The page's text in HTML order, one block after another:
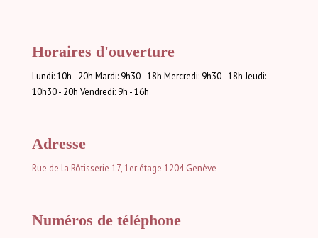
Horaires d'ouverture
Lundi: 10h - 20h Mardi: 9h30 - 18h Mercredi: 9h30 - 18h Jeudi:
10h30 - 20h Vendredi: 9h - 16h
Adresse
Rue de la Rôtisserie 17, 1er étage 1204 Genève
Numéros de téléphone